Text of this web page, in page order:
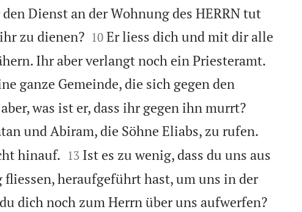
Dienst an der Wohnung des HERRN tut
zu dienen?
10 Er liess dich und mit dir alle
Ihr aber verlangt noch ein Priesteramt.
ganze Gemeinde, die sich gegen den
was ist er, dass ihr gegen ihn murrt?
und Abiram, die Söhne Eliabs, zu rufen.
hinauf.
13 Ist es zu wenig, dass du uns aus
heraufgeführt hast, um uns in der
dich noch zum Herrn über uns aufwerfen?